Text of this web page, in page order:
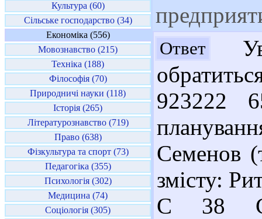
Культура (60)
Сільське господарство (34)
Економіка (556)
Мовознавство (215)
Техніка (188)
Філософія (70)
Природничі науки (118)
Історія (265)
Літературознавство (719)
Право (638)
Фізкультура та спорт (73)
Педагогіка (355)
Психологія (302)
Медицина (74)
Соціологія (305)
Ответ
923222
Семенов
змісту:
С 38